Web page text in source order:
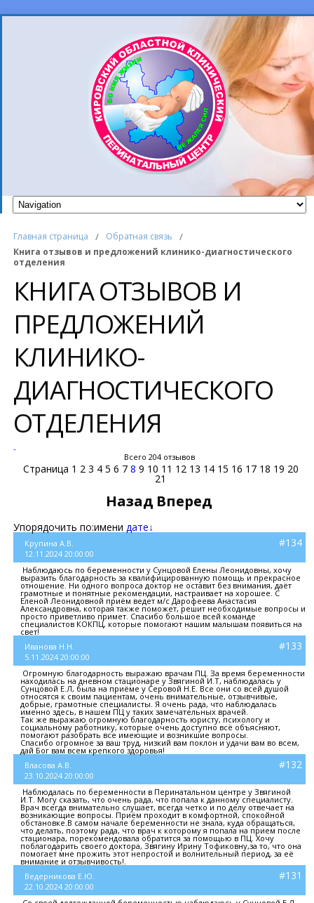
Главная страница / Обратная связь /
Книга отзывов и предложений клинико-диагностического
отделения
КНИГА ОТЗЫВОВ И
ПРЕДЛОЖЕНИЙ
КЛИНИКО-
ДИАГНОСТИЧЕСКОГО
ОТДЕЛЕНИЯ
-
Всего 204 отзывов
Страница 1 2 3 4 5 6 7 8 9 10 11 12 13 14 15 16 17 18 19 20
21
Назад Вперед
Упорядочить по:имени дате↓
Крупина А.В.
12.11.2024 20:00:00
#134
Наблюдаюсь по беременности у Сунцовой Елены Леонидовны, хочу
выразить благодарность за квалифицированную помощь и прекрасное
отношение. Ни одного вопроса доктор не оставит без внимания, даёт
грамотные и понятные рекомендации, настраивает на хорошее. С
Еленой Леонидовной приём ведет м/с Дарофеева Анастасия
Александровна, которая также поможет, решит необходимые вопросы и
просто приветливо примет. Спасибо большое всей команде
специалистов КОКПЦ, которые помогают нашим малышам появиться на
свет!
Иванова Н.Н.
5.11.2024 20:00:00
#133
Огромную благодарность выражаю врачам ПЦ. За время беременности
находилась на дневном стационаре у Звягиной И.Т, наблюдалась у
Сунцовой Е.Л, была на приёме у Серовой Н.Е. Все они со всей душой
относятся к своим пациентам, очень внимательные, отзывчивые,
добрые, грамотные специалисты. Я очень рада, что наблюдалась
именно здесь, в нашем ПЦ у таких замечательных врачей.
Так же выражаю огромную благодарность юристу, психологу и
социальному работнику, которые очень доступно всё объясняют,
помогают разобрать все имеющие и возникшие вопросы.
Спасибо огромное за ваш труд, низкий вам поклон и удачи вам во всем,
дай Бог вам всем крепкого здоровья!
Власова А.В.
23.10.2024 20:00:00
#132
Наблюдалась по беременности в Перинатальном центре у Звягиной
И.Т. Могу сказать, что очень рада, что попала к данному специалисту.
Врач всегда внимательно слушает, всегда четко и по делу отвечает на
возникающие вопросы. Приём проходит в комфортной, спокойной
обстановке.В самом начале беременности не знала, куда обращаться,
что делать, поэтому рада, что врач к которому я попала на прием после
стационара, порекомендовала обратится за помощью в ПЦ. Хочу
поблагодарить своего доктора, Звягину Ирину Тофиковну,за то, что она
помогает мне прожить этот непростой и волнительный период, за её
внимание и отзывчивость!.
Ведерникова Е.Ю.
22.10.2024 20:00:00
#131